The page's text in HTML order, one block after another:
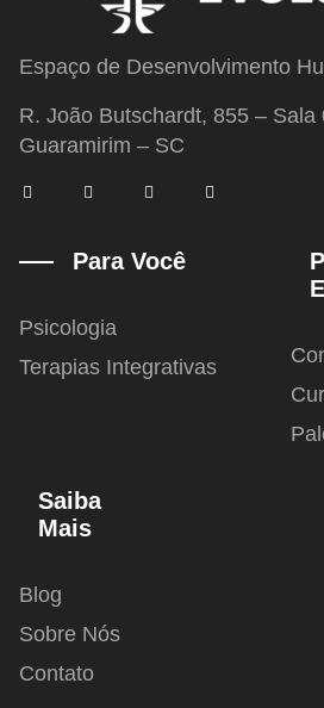
Espaço de Desenvolvimento
R. João Butschardt, 855 – Sala
Guaramirim – SC
F
a
-
T
w
t
e
I
n
a
g
Y
o
Para Você
Psicologia
Terapias Integrativas
Saiba
Mais
Blog
Sobre Nós
Contato